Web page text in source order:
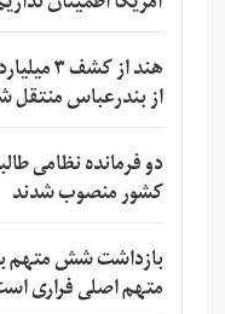
هند از
از بندرعباس منتقل
دو فرمانده نظامی
کشور منصوب شدند
بازداشت شش متهم
متهم اصلی فراری